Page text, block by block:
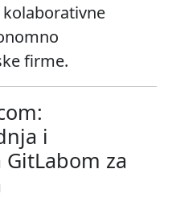
firme.
i
za